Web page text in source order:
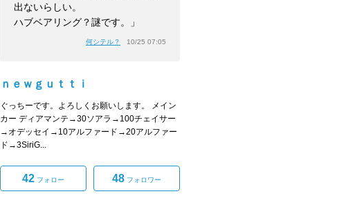
出ないらしい。
ハブベアリング？謎です。」
何シテル？ 10/25 07:05
ｎｅｗｇｕｔｔｉ
ぐっちーです。よろしくお願いします。 メイン
カー ディアマンテ→30ソアラ→100チェイサー
→オデッセイ→10アルファード→20アルファー
ド→3SiriG...
42 フォロー 48 フォロワー